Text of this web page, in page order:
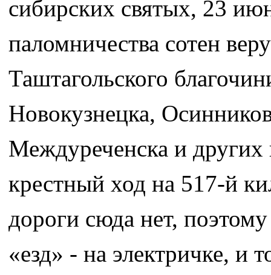
сибирских святых, 23
паломничества сотен
Таштагольского
Новокузнецка,
Междуреченска и других
крестный ход на 517-й
дороги сюда нет,
«езд» - на электричке, и